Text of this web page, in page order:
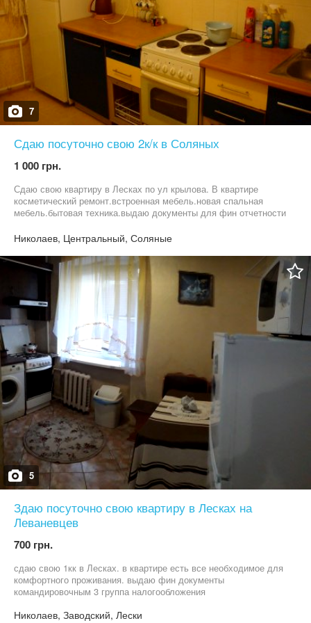
WhatsApp, Telegram. Відповідаю швидко. Телефонуйте:
0990336175, 0671454555, 0631122672
7
Сдаю посуточно свою 2к/к в Соляных
1 000 грн.
Сдаю свою квартиру в Лесках по ул крылова. В квартире
косметический ремонт.встроенная мебель.новая спальная
мебель.бытовая техника.выдаю документы для фин отчетности
Николаев, Центральный, Соляные
5
Здаю посуточно свою квартиру в Лесках на
Леваневцев
700 грн.
сдаю свою 1кк в Лесках. в квартире есть все необходимое для
комфортного проживания. выдаю фин документы
командировочным 3 группа налогообложения
Николаев, Заводский, Лески